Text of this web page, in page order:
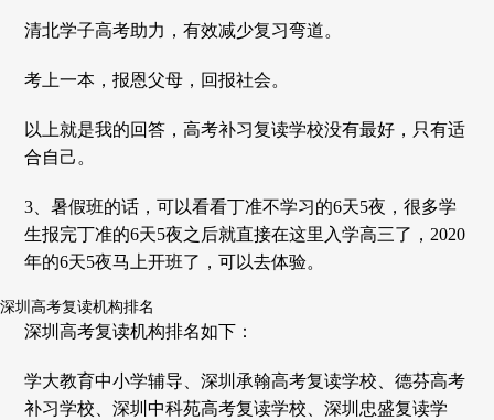
清北学子高考助力，有效减少复习弯道。
考上一本，报恩父母，回报社会。
以上就是我的回答，高考补习复读学校没有最好，只有适
合自己。
3、暑假班的话，可以看看丁准不学习的6天5夜，很多学
生报完丁准的6天5夜之后就直接在这里入学高三了，2020
年的6天5夜马上开班了，可以去体验。
深圳高考复读机构排名
深圳高考复读机构排名如下：
学大教育中小学辅导、深圳承翰高考复读学校、德芬高考
补习学校、深圳中科苑高考复读学校、深圳忠盛复读学